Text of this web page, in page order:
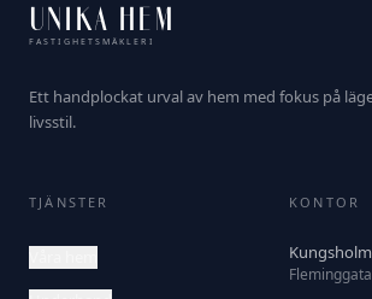
UNIKA HEM
FASTIGHETSMÄKLERI
Ett handplockat urval av hem med fokus på
livsstil.
TJÄNSTER KONTOR